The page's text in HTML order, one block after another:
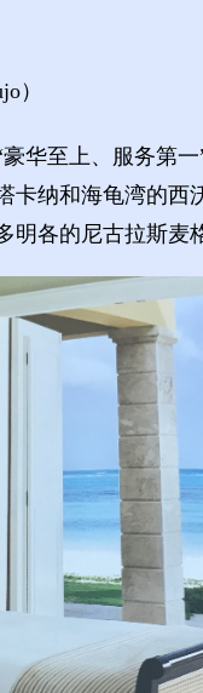
）
豪华至上、服务第
卡纳和海龟湾的
明各的尼古拉斯